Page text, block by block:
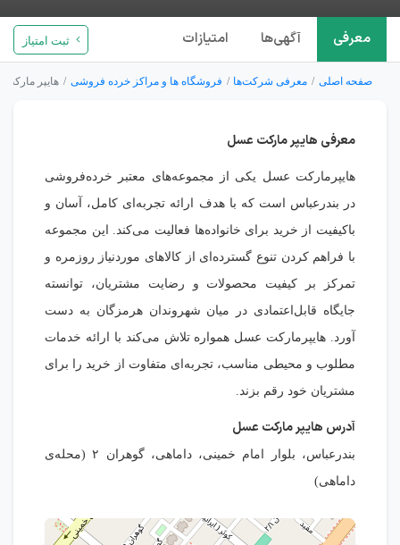
معرفی آگهی‌ها امتیازات ثبت امتیاز
صفحه اصلی معرفی شرکت‌ها فروشگاه ها و مراکز خرده فروشی هایپر
معرفی هایپر مارکت عسل
هایپرمارکت عسل یکی از مجموعه‌های معتبر خرده‌فروشی
در بندرعباس است که با هدف ارائه تجربه‌ای کامل، آسان و
باکیفیت از خرید برای خانواده‌ها فعالیت می‌کند. این مجموعه
با فراهم کردن تنوع گسترده‌ای از کالاهای موردنیاز روزمره و
تمرکز بر کیفیت محصولات و رضایت مشتریان، توانسته
جایگاه قابل‌اعتمادی در میان شهروندان هرمزگان به دست
آورد. هایپرمارکت عسل همواره تلاش می‌کند با ارائه خدمات
مطلوب و محیطی مناسب، تجربه‌ای متفاوت از خرید را برای
مشتریان خود رقم بزند.
آدرس هایپر مارکت عسل
بندرعباس، بلوار امام خمینی، داماهی، گوهران ۲ (محله‌ی
داماهی)